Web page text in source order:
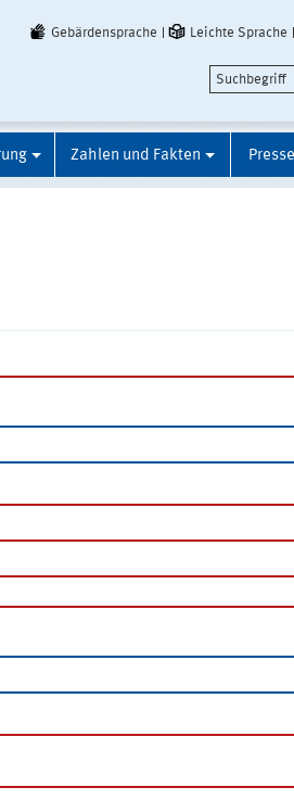
Gebärdensprache Leichte Sprache
Zahlen und Fakten